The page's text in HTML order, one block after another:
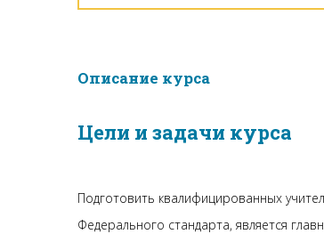
Описание курса
Цели и задачи курса
Подготовить квалифицированных
Федерального стандарта, является